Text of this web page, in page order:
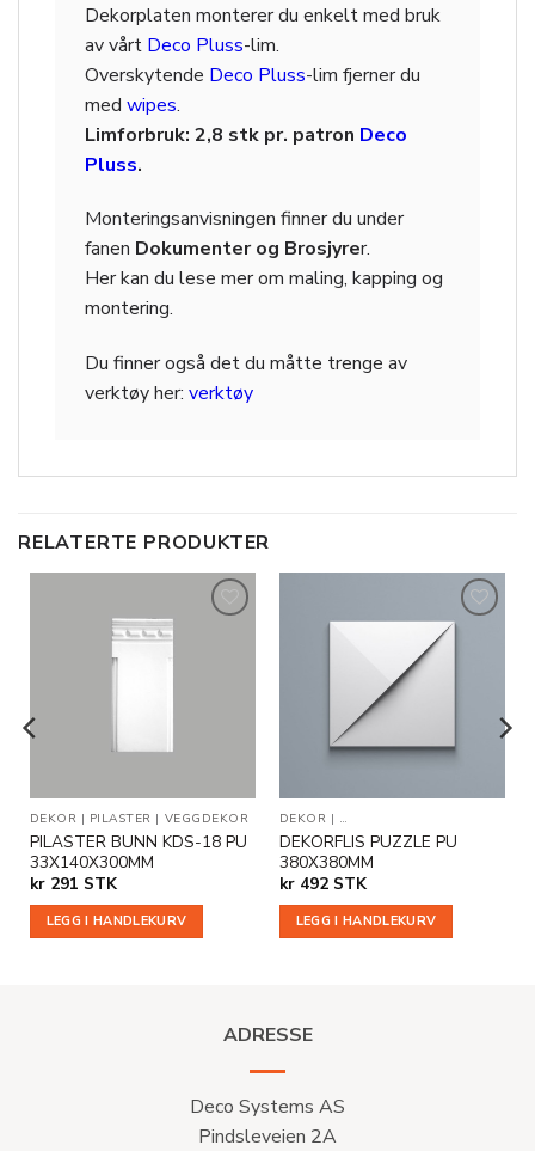
Dekorplaten monterer du enkelt med bruk
av vårt Deco Pluss-lim.
Overskytende Deco Pluss-lim fjerner du
med wipes.
Limforbruk: 2,8 stk pr. patron Deco
Pluss.
Monteringsanvisningen finner du under
fanen Dokumenter og Brosjyrer.
Her kan du lese mer om maling, kapping og
montering.
Du finner også det du måtte trenge av
verktøy her: verktøy
RELATERTE PRODUKTER
DEKOR | PILASTER | VEGGDEKOR
PILASTER BUNN KDS-18 PU
33X140X300MM
kr291 STK
LEGG I HANDLEKURV
DEKOR | DEKORPLATER OG
DEKORFLIS PUZZLE PU
380X380MM
kr492 STK
LEGG I HANDLEKURV
ADRESSE
Deco Systems AS
Pindsleveien 2A